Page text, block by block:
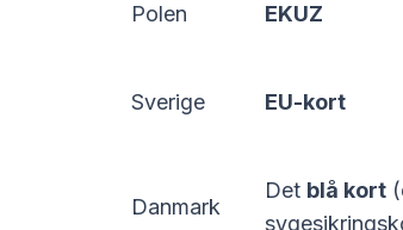
Polen EKUZ
Sverige EU-kort
Danmark
Det blå kort